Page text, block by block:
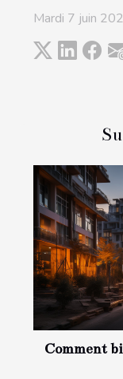
Mardi 7 juin
Comment